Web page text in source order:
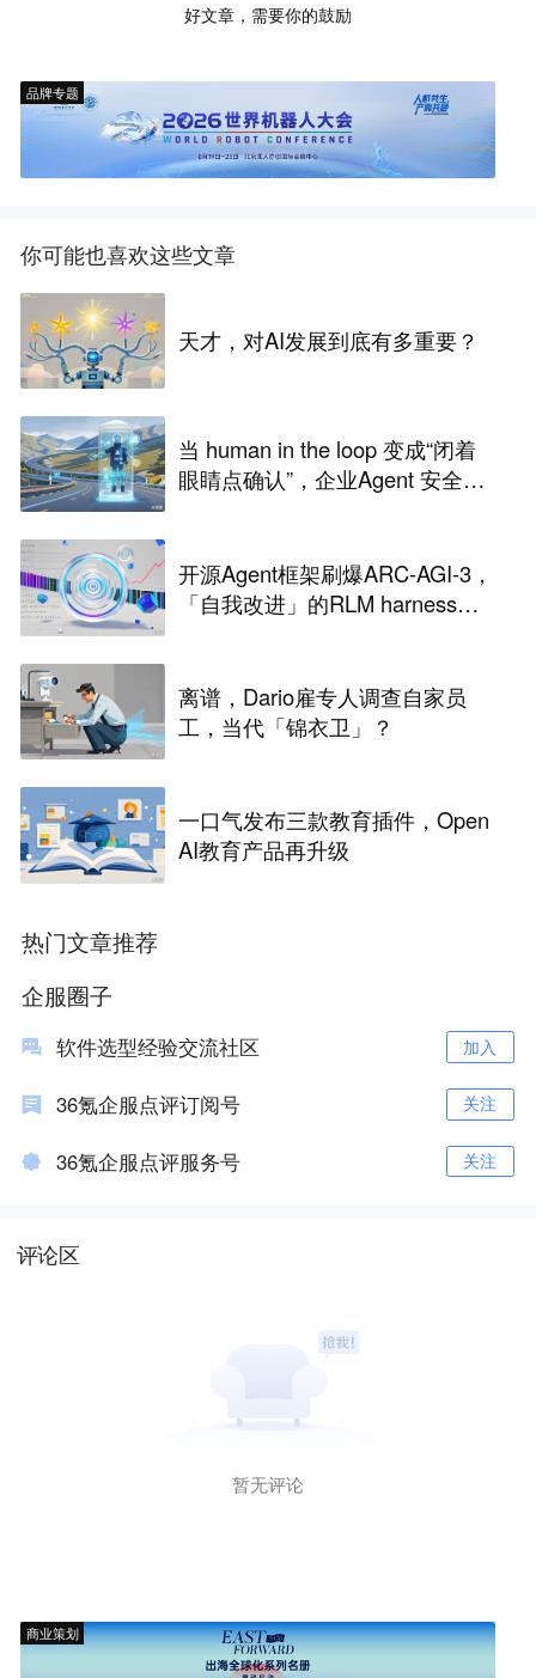
好文章，需要你的鼓励
品牌专题
你可能也喜欢这些文章
天才，对AI发展到底有多重要？
当 human in the loop 变成“闭着
眼睛点确认”，企业Agent 安全还
开源Agent框架刷爆ARC-AGI-3，
「自我改进」的RLM harness引
离谱，Dario雇专人调查自家员
工，当代「锦衣卫」？
一口气发布三款教育插件，Open
AI教育产品再升级
热门文章推荐
企服圈子
软件选型经验交流社区 加入
36氪企服点评订阅号 关注
36氪企服点评服务号 关注
评论区
暂无评论
商业策划